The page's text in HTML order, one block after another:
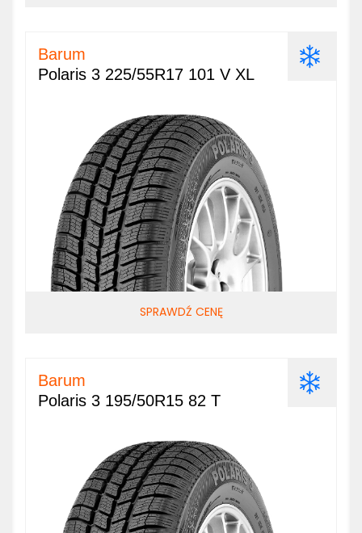
Barum
Polaris 3 225/55R17 101 V XL
SPRAWDŹ CENĘ
Barum
Polaris 3 195/50R15 82 T